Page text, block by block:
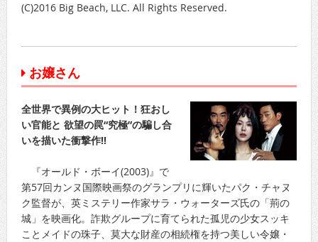
(C)2016 Big Beach, LLC. All Rights Reserved.
お嬢さん
全世界で異例の大ヒット！狂おし
い官能と 欲望の罠“究極”の騙し合
いを描いた衝撃作!!
『オールド・ボーイ(2003)』で
第57回カンヌ国際映画祭のグランプリに輝いたパク・チャヌ
ク監督が、英ミステリー作家サラ・ウォーターズ氏の「荊の
城」を映画化。詐欺グループに育てられた孤児の少女スッキ
ことメイドの珠子、莫大な財産の相続権を持つ美しい令嬢・